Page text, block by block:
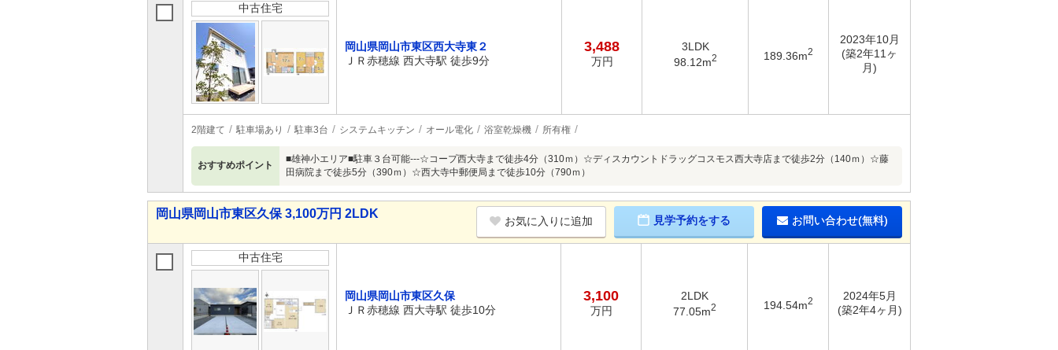
中古住宅
岡山県岡山市東区西大寺東２
ＪＲ赤穂線 西大寺駅 徒歩9分
3,488
万円
3LDK
98.12m2 189.36m2
2023年10月
(築2年11ヶ
月)
2階建て 駐車場あり 駐車3台 システムキッチン オール電化 浴室乾燥機 所有権
おすすめポイント
■雄神小エリア■駐車３台可能---☆コープ西大寺まで徒歩4分（310ｍ）☆ディスカウントドラッグコスモス西大寺店まで徒歩2分（140ｍ）☆藤
田病院まで徒歩5分（390ｍ）☆西大寺中郵便局まで徒歩10分（790ｍ）
岡山県岡山市東区久保 3,100万円 2LDK
お気に入りに追加 見学予約をする お問い合わせ(無料)
中古住宅
岡山県岡山市東区久保
ＪＲ赤穂線 西大寺駅 徒歩10分
3,100
万円
2LDK
77.05m2 194.54m2
2024年5月
(築2年4ヶ月)